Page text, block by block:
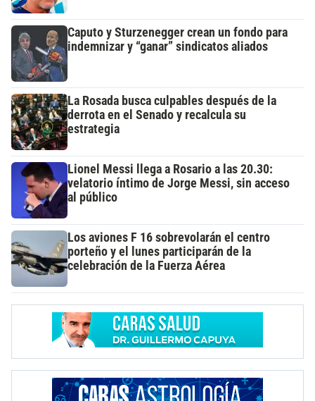
Caputo y Sturzenegger crean un fondo para
indemnizar y “ganar” sindicatos aliados
La Rosada busca culpables después de la
derrota en el Senado y recalcula su
estrategia
Lionel Messi llega a Rosario a las 20.30:
velatorio íntimo de Jorge Messi, sin acceso
al público
Los aviones F 16 sobrevolarán el centro
porteño y el lunes participarán de la
celebración de la Fuerza Aérea